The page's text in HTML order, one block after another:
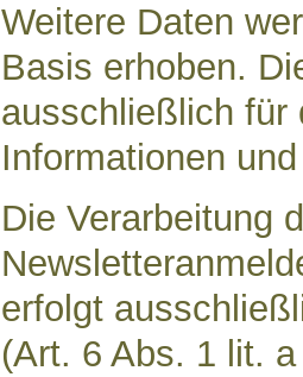
Weitere Daten
Basis erhoben.
ausschließlich für
Informationen
Die Verarbeitung
erfolgt
(Art. 6 Abs. 1 lit.